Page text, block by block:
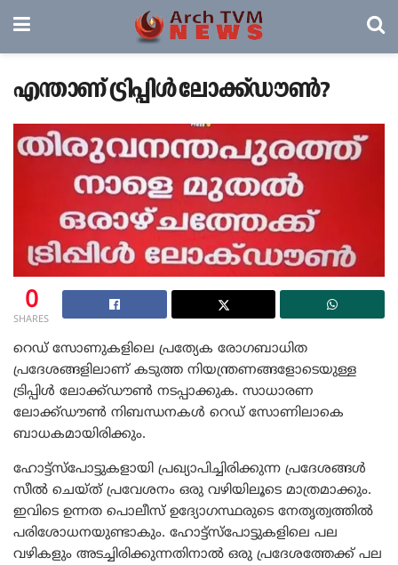
എന്താണ് ട്രിപ്പിൾ ലോക്ക്ഡൗൺ?
0
SHARES
റെഡ് സോണുകളിലെ പ്രത്യേക രോഗബാധിത
പ്രദേശങ്ങളിലാണ് കടുത്ത നിയന്ത്രണങ്ങളോടെയുള്ള
ട്രിപ്പിള്‍ ലോക്ക്ഡൗണ്‍ നടപ്പാക്കുക. സാധാരണ
ലോക്ക്ഡൗണ്‍ നിബന്ധനകൾ റെ‌‍ഡ് സോണിലാകെ
ബാധകമായിരിക്കും.
ഹോട്ട്സ്പോട്ടുകളായി പ്രഖ്യാപിച്ചിരിക്കുന്ന പ്രദേശങ്ങള്‍
സീല്‍ ചെയ്ത് പ്രവേശനം ഒരു വഴിയിലൂടെ മാത്രമാക്കും.
ഇവിടെ ഉന്നത പൊലീസ് ഉദ്യോഗസ്ഥരുടെ നേതൃത്വത്തില്‍
പരിശോധനയുണ്ടാകും. ഹോട്ട്സ്പോട്ടുകളിലെ പല
വഴികളും അടച്ചിരിക്കുന്നതിനാൽ ഒരു പ്രദേശത്തേക്ക് പല